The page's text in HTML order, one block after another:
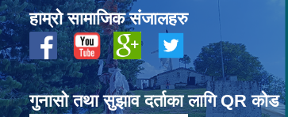
हाम्रो सामाजिक संजालहरु
गुनासो तथा सुझाव दर्ताका लागि QR कोड